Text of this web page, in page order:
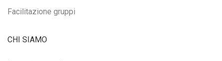
Facilitazione gruppi
CHI SIAMO